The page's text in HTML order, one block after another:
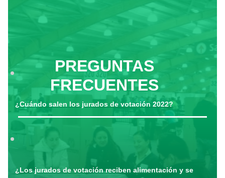
PREGUNTAS
FRECUENTES
¿Cuándo salen los jurados de votación 2022?
¿Los jurados de votación reciben alimentación y se